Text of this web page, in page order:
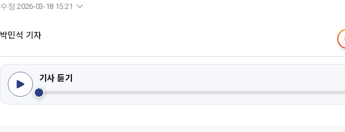
수정 2026-03-18 15:21
박민석 기자
기사 듣기